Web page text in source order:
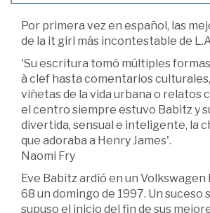
Por primera vez en español, las
de la it girl más incontestable de
'Su escritura tomó múltiples
à clef hasta comentarios
viñetas de la vida urbana o relatos
el centro siempre estuvo Babitz y
divertida, sensual e inteligente, la
que adoraba a Henry James'.
Naomi Fry
Eve Babitz ardió en un Volkswagen
68 un domingo de 1997. Un suceso
supuso el inicio del fin de sus